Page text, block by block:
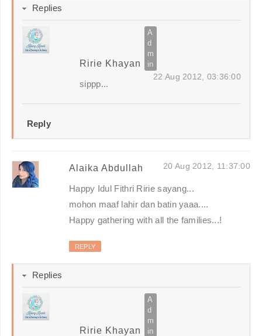
Replies
Ririe Khayan
22 Aug 2012, 03:36:00
sippp...
Reply
Alaika Abdullah 20 Aug 2012, 11:37:00
Happy Idul Fithri Ririe sayang...
mohon maaf lahir dan batin yaaa....
Happy gathering with all the families...!
REPLY
Replies
Ririe Khayan